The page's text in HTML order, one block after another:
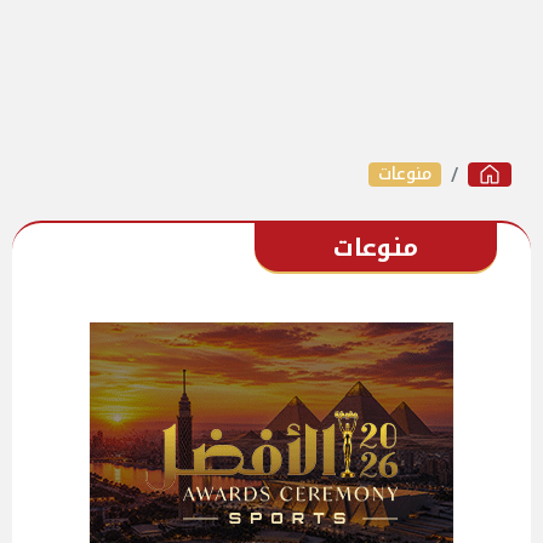
منوعات
منوعات